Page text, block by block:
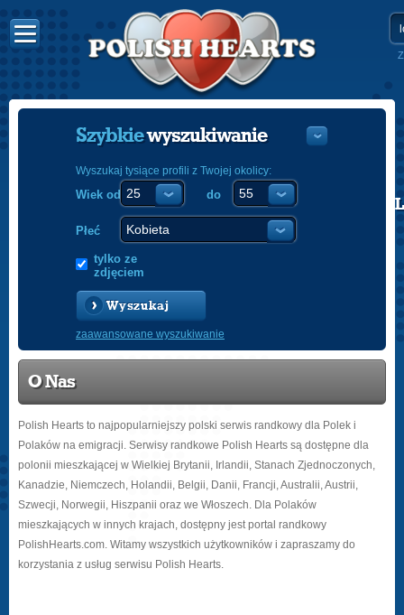
POLISH
Szybkiewyszukiwanie
Wyszukaj tysiące profili z Twojej okolicy:
Wiek od do
Płeć
tylko ze
zdjęciem
Wyszukaj
zaawansowane wyszukiwanie
O Nas
Polish Hearts to najpopularniejszy polski serwis randkowy dla Polek i
Polaków na emigracji. Serwisy randkowe Polish Hearts są dostępne dla
polonii mieszkającej w Wielkiej Brytanii, Irlandii, Stanach Zjednoczonych,
Kanadzie, Niemczech, Holandii, Belgii, Danii, Francji, Australii, Austrii,
Szwecji, Norwegii, Hiszpanii oraz we Włoszech. Dla Polaków
mieszkających w innych krajach, dostępny jest portal randkowy
PolishHearts.com. Witamy wszystkich użytkowników i zapraszamy do
korzystania z usług serwisu Polish Hearts.